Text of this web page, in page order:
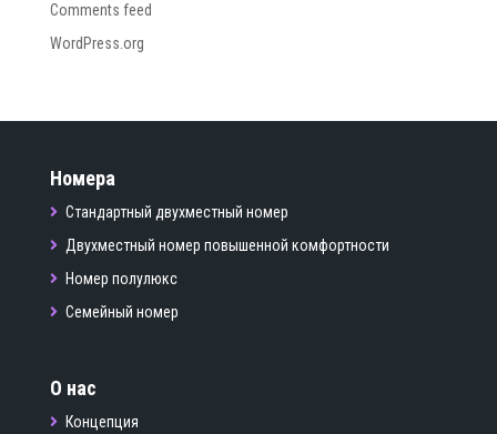
Comments feed
WordPress.org
Номера
Стандартный двухместный номер
Двухместный номер повышенной комфортности
Номер полулюкс
Семейный номер
О нас
Концепция